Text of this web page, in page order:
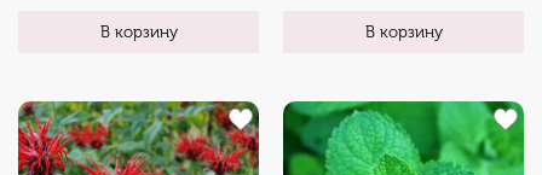
В корзину В корзину